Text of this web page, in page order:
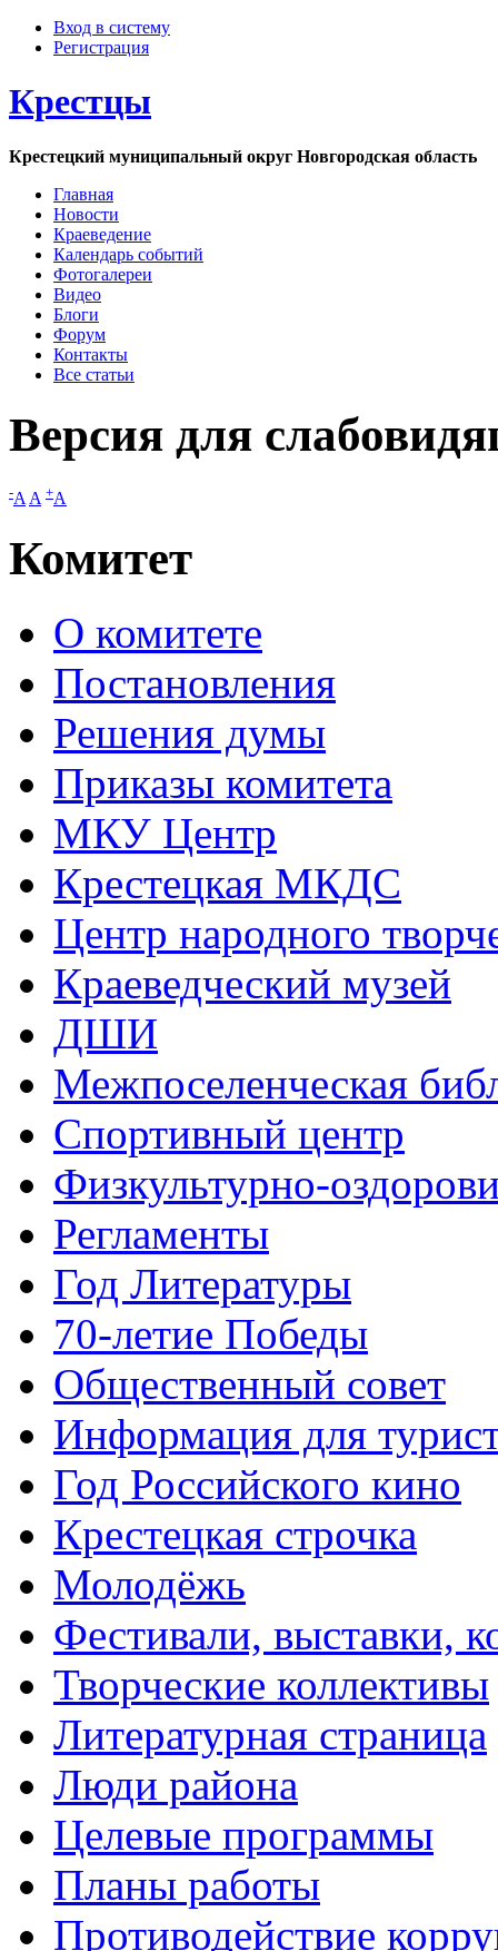
Вход в систему
Регистрация
Крестцы
Крестецкий муниципальный округ Новгородская область
Главная
Новости
Краеведение
Календарь событий
Фотогалереи
Видео
Блоги
Форум
Контакты
Все статьи
Версия для
-A A +A
Комитет
О комитете
Постановления
Решения думы
Приказы комитета
МКУ Центр
Крестецкая МКДС
Центр народного
Краеведческий музей
ДШИ
Межпоселенческая
Спортивный центр
Физкультурно-
Регламенты
Год Литературы
70-летие Победы
Общественный совет
Информация для
Год Российского кино
Крестецкая строчка
Молодёжь
Фестивали, выставки,
Творческие коллективы
Литературная страница
Люди района
Целевые программы
Планы работы
Противодействие